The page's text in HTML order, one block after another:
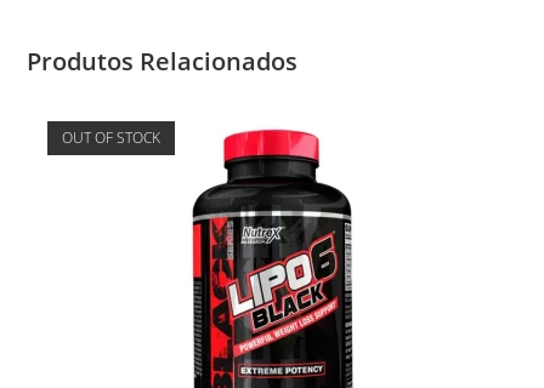
Produtos Relacionados
OUT OF STOCK